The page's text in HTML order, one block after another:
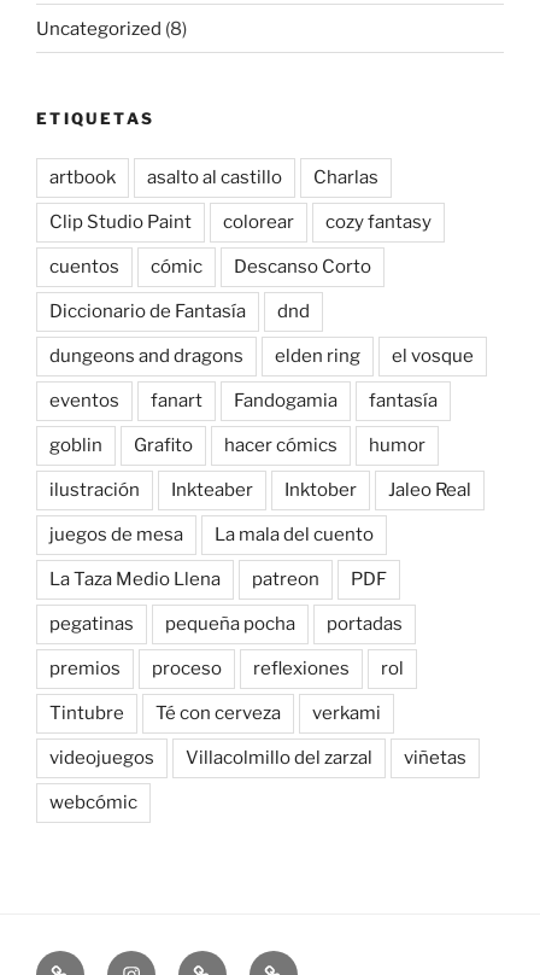
Uncategorized (8)
ETIQUETAS
artbook asalto al castillo Charlas
Clip Studio Paint colorear cozy fantasy
cuentos cómic Descanso Corto
Diccionario de Fantasía dnd
dungeons and dragons elden ring el vosque
eventos fanart Fandogamia fantasía
goblin Grafito hacer cómics humor
ilustración Inkteaber Inktober Jaleo Real
juegos de mesa La mala del cuento
La Taza Medio Llena patreon PDF
pegatinas pequeña pocha portadas
premios proceso reflexiones rol
Tintubre Té con cerveza verkami
videojuegos Villacolmillo del zarzal viñetas
webcómic
NewsletterInstagramBluesky Patreon